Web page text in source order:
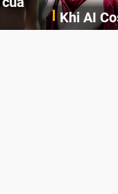
Khi AI Cosplay